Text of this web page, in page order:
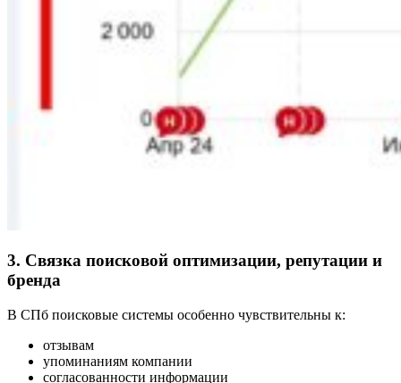
3. Связка поисковой оптимизации, репутации и
бренда
В СПб поисковые системы особенно чувствительны к:
отзывам
упоминаниям компании
согласованности информации